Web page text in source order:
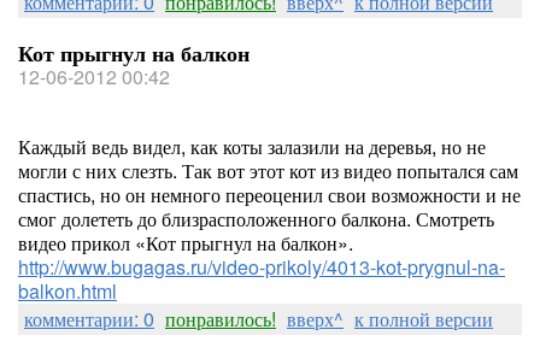
Кот прыгнул на балкон
12-06-2012 00:42
Каждый ведь видел, как коты залазили на деревья, но не
могли с них слезть. Так вот этот кот из видео попытался сам
спастись, но он немного переоценил свои возможности и не
смог долететь до близрасположенного балкона. Смотреть
видео прикол «Кот прыгнул на балкон».
http://www.bugagas.ru/video-prikoly/4013-kot-prygnul-na-
balkon.html
комментарии: 0 понравилось! вверх^ к полной версии